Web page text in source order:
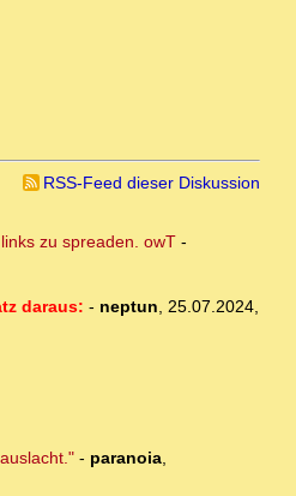
RSS-Feed dieser Diskussion
zu spreaden. owT-
daraus: - neptun, 25.07.2024,
- paranoia,